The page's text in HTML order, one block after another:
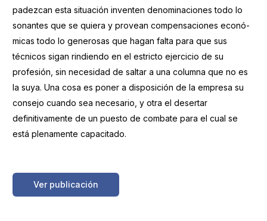
padezcan esta situación inventen denominaciones todo lo
sonantes que se quiera y provean compensaciones econó-
micas todo lo generosas que hagan falta para que sus
técnicos sigan rindiendo en el estricto ejercicio de su
profesión, sin necesidad de saltar a una columna que no es
la suya. Una cosa es poner a disposición de la empresa su
consejo cuando sea necesario, y otra el desertar
definitivamente de un puesto de combate para el cual se
está plenamente capacitado.
Ver publicación